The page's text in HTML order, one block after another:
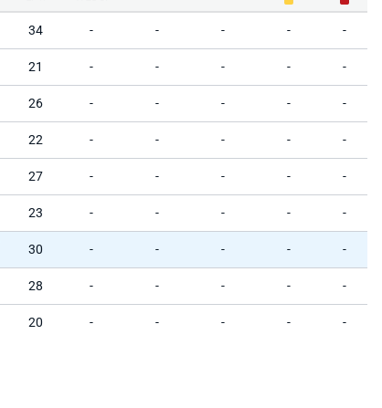
34 - - - - -
21 - - - - -
26 - - - - -
22 - - - - -
27 - - - - -
23 - - - - -
30 - - - - -
28 - - - - -
20 - - - - -